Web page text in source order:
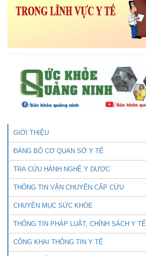
GIỚI THIỆU
ĐẢNG BỘ CƠ QUAN SỞ Y TẾ
TRA CỨU HÀNH NGHỀ Y DƯỢC
THÔNG TIN VẬN CHUYỂN CẤP CỨU
CHUYÊN MỤC SỨC KHỎE
THÔNG TIN PHÁP LUẬT, CHÍNH SÁCH Y TẾ
CÔNG KHAI THÔNG TIN Y TẾ